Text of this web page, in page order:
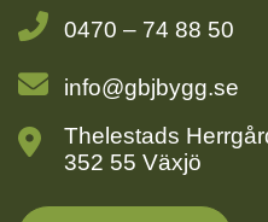
0470 – 74 88 50
info@gbjbygg.se
Thelestads
352 55 Växjö